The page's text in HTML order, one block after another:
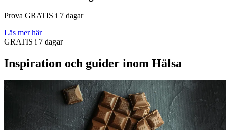
Prova GRATIS i 7 dagar
Läs mer här
GRATIS i 7 dagar
Inspiration och guider inom Hälsa